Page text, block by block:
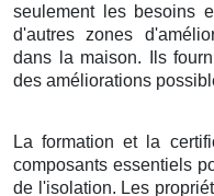
seulement les besoins
d'autres zones
dans la maison. Ils
des améliorations
La formation et la
composants essentiels
de l'isolation. Les